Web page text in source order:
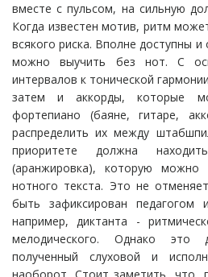
вместе с пульсом, на сильную
Когда известен мотив, ритм
всякого риска. Вполне доступны
можно выучить без нот. С
интервалов к тонической
затем и аккорды, которые
фортепиано (баяне, гитаре,
распределить их между
приоритете должна
(аранжировка), которую
нотного текста. Это не
быть зафиксирован педагогом
например, диктанта -
мелодического. Однако это
полученный слуховой и